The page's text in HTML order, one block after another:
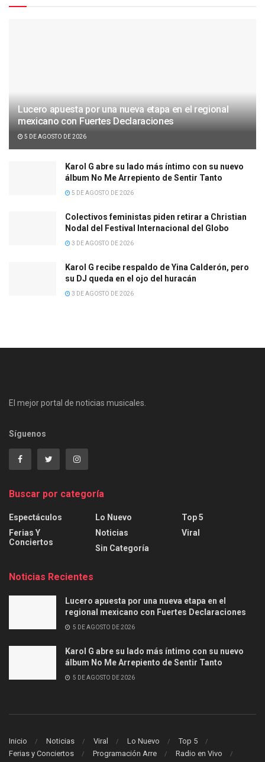
Lucero apuesta por una nueva etapa en el regional
mexicano con Fuertes Declaraciones
5 DE AGOSTO DE 2026
Karol G abre su lado más íntimo con su nuevo
álbum No Me Arrepiento de Sentir Tanto
5 DE AGOSTO DE 2026
Colectivos feministas piden retirar a Christian
Nodal del Festival Internacional del Globo
3 DE AGOSTO DE 2026
Karol G recibe respaldo de Yina Calderón, pero
su DJ queda en el ojo del huracán
3 DE AGOSTO DE 2026
El mejor portal de noticias musicales.
Síguenos
Buscar por categoría
Espectáculos
Ferias Y
Conciertos
Lo Nuevo
Noticias
Sin Categoría
Top 5
Viral
Noticias Recientes
Lucero apuesta por una nueva etapa en el
regional mexicano con Fuertes Declaraciones
5 DE AGOSTO DE 2026
Karol G abre su lado más íntimo con su nuevo
álbum No Me Arrepiento de Sentir Tanto
5 DE AGOSTO DE 2026
Inicio Noticias Viral Lo Nuevo
Top 5
Ferias y Conciertos
Programación Arre
Radio en Vivo